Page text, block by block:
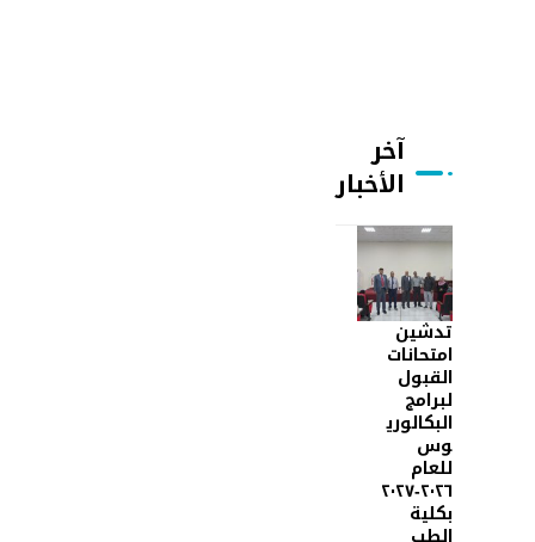
آخر
الأخبار
تدشين
امتحانات
القبول
لبرامج
البكالوري
وس
للعام
٢٠٢٦-٢٠٢٧
بكلية